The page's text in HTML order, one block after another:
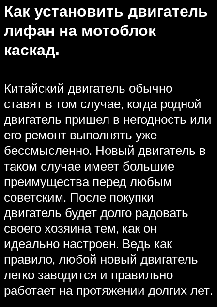
Как установить двигатель
лифан на мотоблок
каскад.
Китайский двигатель обычно
ставят в том случае, когда родной
двигатель пришел в негодность или
его ремонт выполнять уже
бессмысленно. Новый двигатель в
таком случае имеет большие
преимущества перед любым
советским. После покупки
двигатель будет долго радовать
своего хозяина тем, как он
идеально настроен. Ведь как
правило, любой новый двигатель
легко заводится и правильно
работает на протяжении долгих лет.